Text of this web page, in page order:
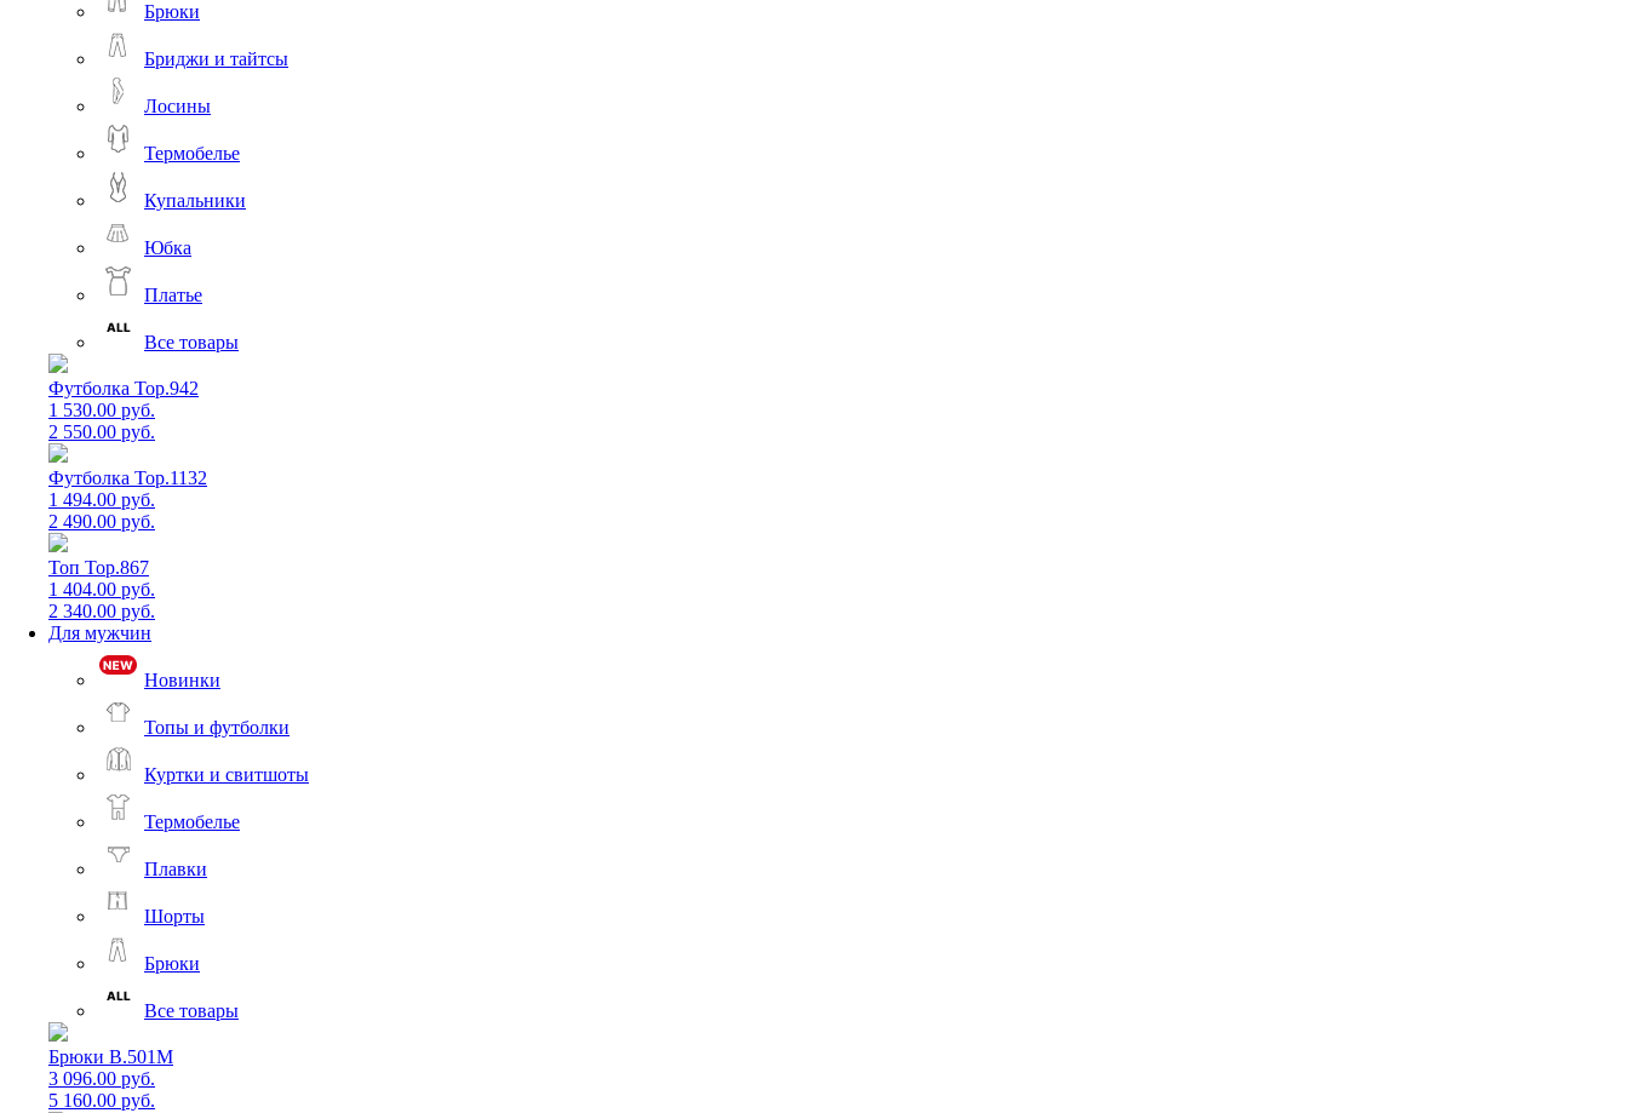
Брюки
Бриджи и тайтсы
Лосины
Термобелье
Купальники
Юбка
Платье
Все товары
Футболка Top.942
1 530.00 руб.
2 550.00 руб.
Футболка Top.1132
1 494.00 руб.
2 490.00 руб.
Топ Top.867
1 404.00 руб.
2 340.00 руб.
Для мужчин
Новинки
Топы и футболки
Куртки и свитшоты
Термобелье
Плавки
Шорты
Брюки
Все товары
Брюки B.501M
3 096.00 руб.
5 160.00 руб.